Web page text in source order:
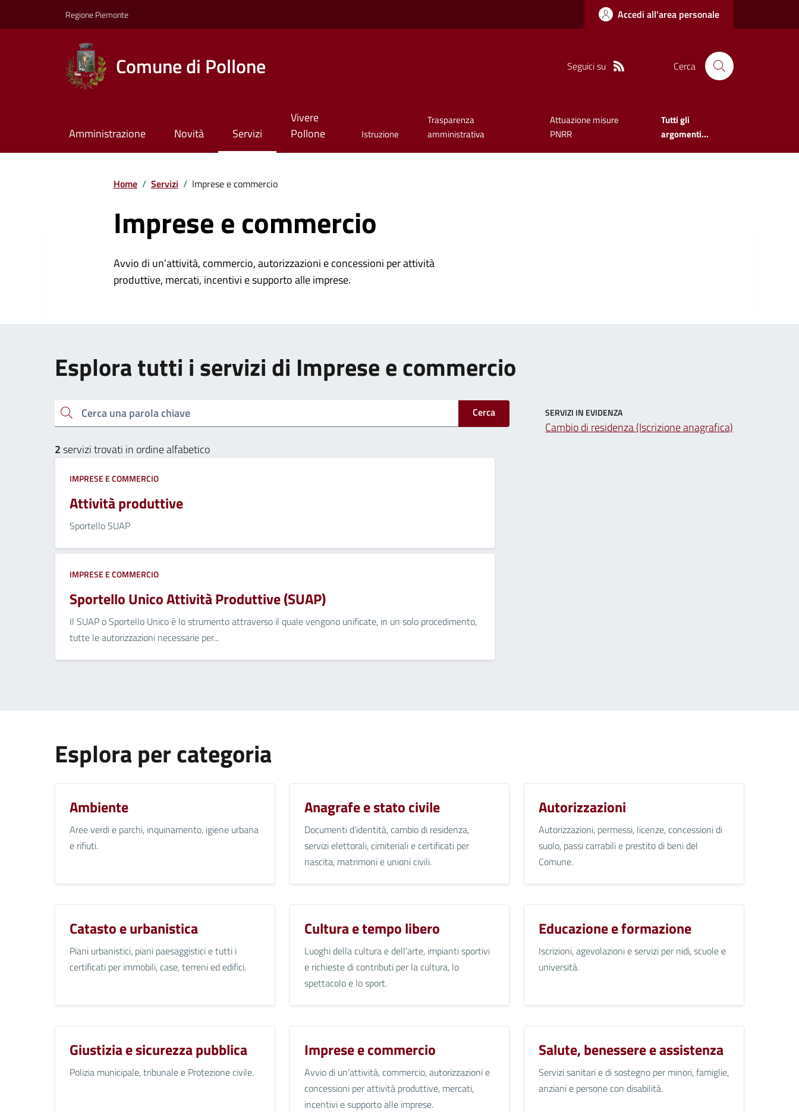
Regione Piemonte Accedi all'area personale
Comune di Pollone Seguici su Cerca
Amministrazione Novità Servizi
Vivere
Pollone
Istruzione
Trasparenza
amministrativa
Attuazione misure
PNRR
Tutti gli
argomenti...
Home / Servizi / Imprese e commercio
Imprese e commercio
Avvio di un’attività, commercio, autorizzazioni e concessioni per attività
produttive, mercati, incentivi e supporto alle imprese.
Esplora tutti i servizi di Imprese e commercio
Cerca una parola chiave Cerca
2servizi trovati in ordine alfabetico
IMPRESE E COMMERCIO
Attività produttive
Sportello SUAP
IMPRESE E COMMERCIO
Sportello Unico Attività Produttive (SUAP)
Il SUAP o Sportello Unico è lo strumento attraverso il quale vengono unificate, in un solo procedimento,
tutte le autorizzazioni necessarie per...
SERVIZI IN EVIDENZA
Cambio di residenza (Iscrizione anagrafica)
Esplora per categoria
Ambiente
Aree verdi e parchi, inquinamento, igiene urbana
e rifiuti.
Anagrafe e stato civile
Documenti d’identità, cambio di residenza,
servizi elettorali, cimiteriali e certificati per
nascita, matrimoni e unioni civili.
Autorizzazioni
Autorizzazioni, permessi, licenze, concessioni di
suolo, passi carrabili e prestito di beni del
Comune.
Catasto e urbanistica
Piani urbanistici, piani paesaggistici e tutti i
certificati per immobili, case, terreni ed edifici.
Cultura e tempo libero
Luoghi della cultura e dell’arte, impianti sportivi
e richieste di contributi per la cultura, lo
spettacolo e lo sport.
Educazione e formazione
Iscrizioni, agevolazioni e servizi per nidi, scuole e
università.
Giustizia e sicurezza pubblica
Polizia municipale, tribunale e Protezione civile.
Imprese e commercio
Avvio di un’attività, commercio, autorizzazioni e
concessioni per attività produttive, mercati,
incentivi e supporto alle imprese.
Salute, benessere e assistenza
Servizi sanitari e di sostegno per minori, famiglie,
anziani e persone con disabilità.